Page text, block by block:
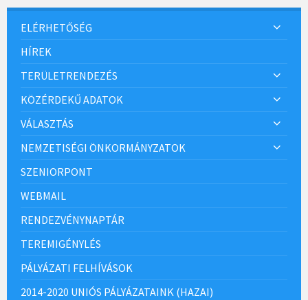
ELÉRHETŐSÉG
HÍREK
TERÜLETRENDEZÉS
KÖZÉRDEKŰ ADATOK
VÁLASZTÁS
NEMZETISÉGI ÖNKORMÁNYZATOK
SZENIORPONT
WEBMAIL
RENDEZVÉNYNAPTÁR
TEREMIGÉNYLÉS
PÁLYÁZATI FELHÍVÁSOK
2014-2020 UNIÓS PÁLYÁZATAINK (HAZAI)